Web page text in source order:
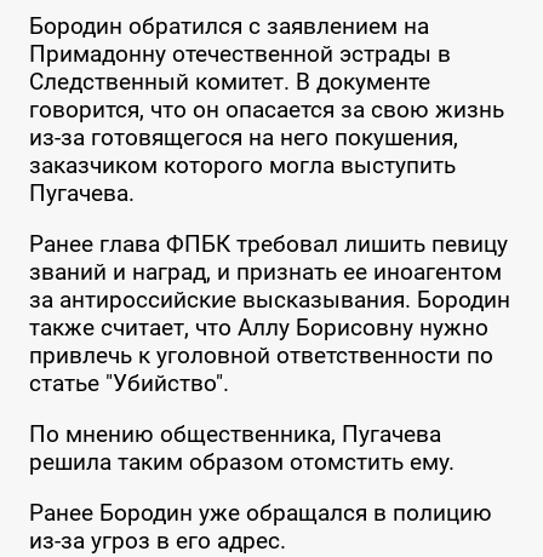
Бородин обратился с заявлением на
Примадонну отечественной эстрады в
Следственный комитет. В документе
говорится, что он опасается за свою жизнь
из-за готовящегося на него покушения,
заказчиком которого могла выступить
Пугачева.
Ранее глава ФПБК требовал лишить певицу
званий и наград, и признать ее иноагентом
за антироссийские высказывания. Бородин
также считает, что Аллу Борисовну нужно
привлечь к уголовной ответственности по
статье "Убийство".
По мнению общественника, Пугачева
решила таким образом отомстить ему.
Ранее Бородин уже обращался в полицию
из-за угроз в его адрес.